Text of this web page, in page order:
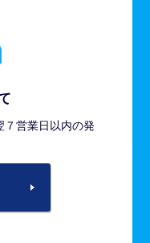
７営業日以内の発